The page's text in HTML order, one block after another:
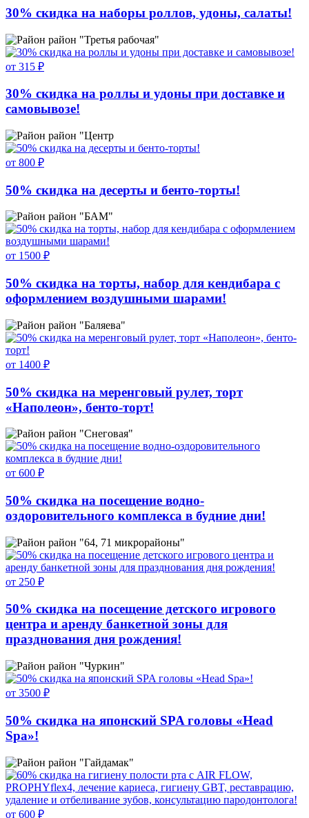
30% скидка на наборы роллов, удоны, салаты!
район "Третья рабочая"
от 315 ₽
30% скидка на роллы и удоны при доставке и
самовывозе!
район "Центр
от 800 ₽
50% скидка на десерты и бенто-торты!
район "БАМ"
от 1500 ₽
50% скидка на торты, набор для кендибара с
оформлением воздушными шарами!
район "Баляева"
от 1400 ₽
50% скидка на меренговый рулет, торт
«Наполеон», бенто-торт!
район "Снеговая"
от 600 ₽
50% скидка на посещение водно-
оздоровительного комплекса в будние дни!
район "64, 71 микрорайоны"
от 250 ₽
50% скидка на посещение детского игрового
центра и аренду банкетной зоны для
празднования дня рождения!
район "Чуркин"
от 3500 ₽
50% скидка на японский SPA головы «Head
Spa»!
район "Гайдамак"
от 600 ₽